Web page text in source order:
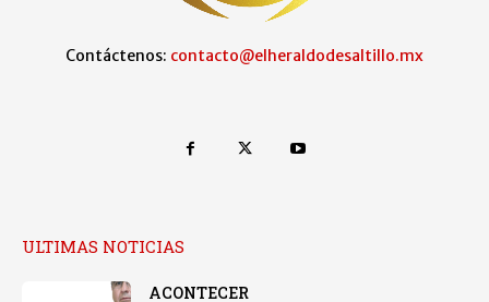
Contáctenos: contacto@elheraldodesaltillo.mx
ULTIMAS NOTICIAS
ACONTECER